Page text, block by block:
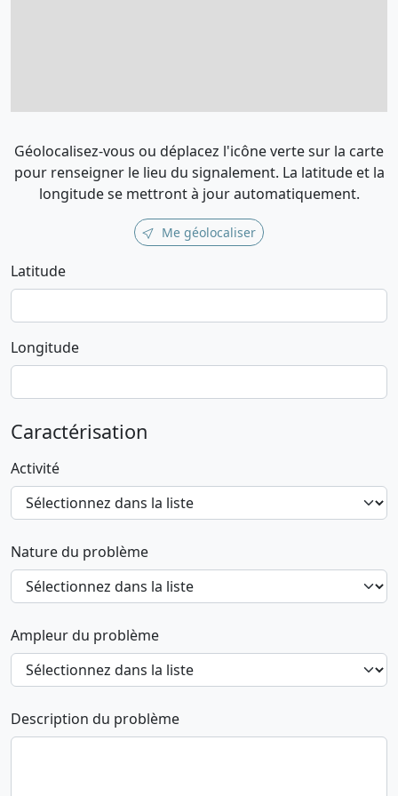
Géolocalisez-vous ou déplacez l'icône verte sur la carte
pour renseigner le lieu du signalement. La latitude et la
longitude se mettront à jour automatiquement.
Me géolocaliser
Latitude
Longitude
Caractérisation
Activité
Nature du problème
Ampleur du problème
Description du problème